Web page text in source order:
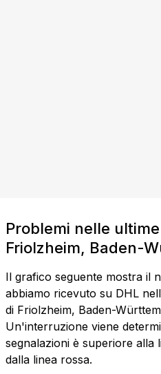
Problemi nelle
Friolzheim, Baden-
Il grafico seguente mostra il
abbiamo ricevuto su DHL
di Friolzheim, Baden-
Un'interruzione viene
segnalazioni è superiore alla
dalla linea rossa.